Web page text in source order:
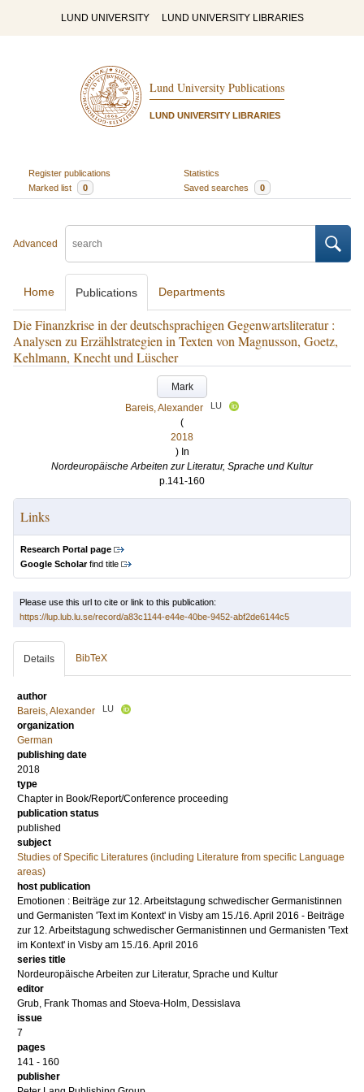
LUND UNIVERSITY LUND UNIVERSITY LIBRARIES
Lund University Publications
LUND UNIVERSITY LIBRARIES
Register publications
Statistics
Marked list
0 Saved searches 0
Advanced
Home Publications Departments
Die Finanzkrise in der deutschsprachigen Gegenwartsliteratur :
Analysen zu Erzählstrategien in Texten von Magnusson, Goetz,
Kehlmann, Knecht und Lüscher
Mark
Bareis, Alexander
LU
(
2018
) In
Nordeuropäische Arbeiten zur Literatur, Sprache und Kultur
p.141-160
Links
Research Portal page
Google Scholarfind title
Please use this url to cite or link to this publication:
https://lup.lub.lu.se/record/a83c1144-e44e-40be-9452-abf2de6144c5
Details BibTeX
author
Bareis, Alexander
LU
organization
German
publishing date
2018
type
Chapter in Book/Report/Conference proceeding
publication status
published
subject
Studies of Specific Literatures (including Literature from specific Language
areas)
host publication
Emotionen : Beiträge zur 12. Arbeitstagung schwedischer Germanistinnen
und Germanisten 'Text im Kontext' in Visby am 15./16. April 2016 - Beiträge
zur 12. Arbeitstagung schwedischer Germanistinnen und Germanisten 'Text
im Kontext' in Visby am 15./16. April 2016
series title
Nordeuropäische Arbeiten zur Literatur, Sprache und Kultur
editor
Grub, Frank Thomas and Stoeva-Holm, Dessislava
issue
7
pages
141 - 160
publisher